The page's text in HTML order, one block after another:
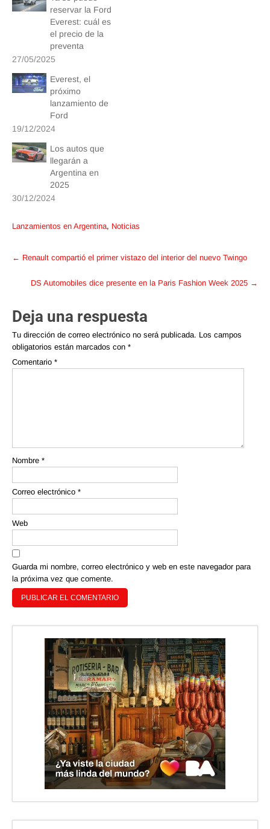
reservar la Ford
Everest: cuál es
el precio de la
preventa
27/05/2025
Everest, el
próximo
lanzamiento de
Ford
19/12/2024
Los autos que
llegarán a
Argentina en
2025
30/12/2024
Lanzamientos en Argentina, Noticias
Post
← Renault compartió el primer vistazo del interior del nuevo Twingo
DS Automobiles dice presente en la Paris Fashion Week 2025 →
Deja una respuesta
Tu dirección de correo electrónico no será publicada. Los campos
obligatorios están marcados con *
Comentario *
Nombre *
Correo electrónico *
Web
Guarda mi nombre, correo electrónico y web en este navegador para
la próxima vez que comente.